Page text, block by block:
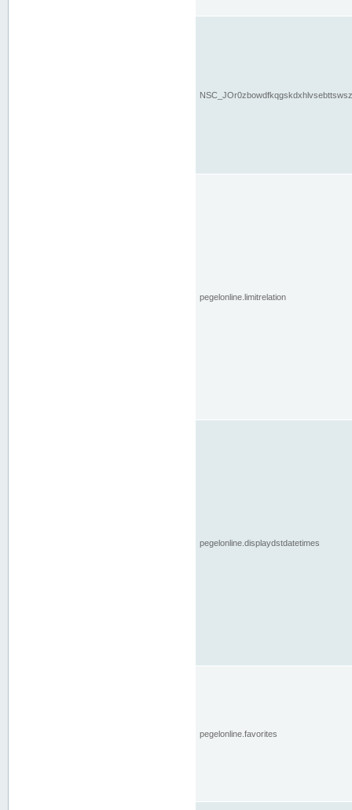
pegelonline.limitrelation
pegelonline.displaydstdatetimes
pegelonline.favorites